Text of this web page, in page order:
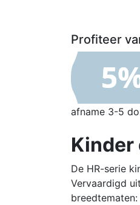
Profiteer
afname 3-5
Kinder
De HR-serie
Vervaardigd